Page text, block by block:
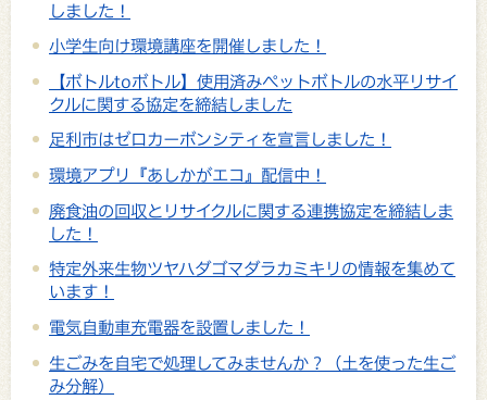
しました！
小学生向け環境講座を開催しました！
【ボトルtoボトル】使用済みペットボトルの水平リサイ
クルに関する協定を締結しました
足利市はゼロカーボンシティを宣言しました！
環境アプリ『あしかがエコ』配信中！
廃食油の回収とリサイクルに関する連携協定を締結しま
した！
特定外来生物ツヤハダゴマダラカミキリの情報を集めて
います！
電気自動車充電器を設置しました！
生ごみを自宅で処理してみませんか？（土を使った生ご
み分解）